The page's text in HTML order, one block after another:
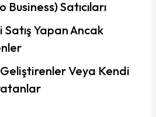
Business) Satıcıları
Yapan Ancak
Veya Kendi